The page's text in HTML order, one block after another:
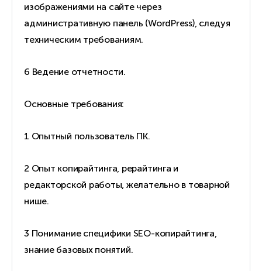
изображениями на сайте через
административную панель (WordPress), следуя
техническим требованиям.
6 Ведение отчетности.
Основные требования:
1 Опытный пользователь ПК.
2 Опыт копирайтинга, рерайтинга и
редакторской работы, желательно в товарной
нише.
3 Понимание специфики SEO-копирайтинга,
знание базовых понятий.